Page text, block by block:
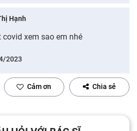
Hạnh
covid xem sao em nhé
2023
Cảm ơn Chia sẻ